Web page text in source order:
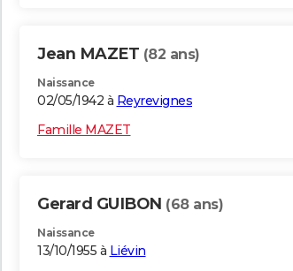
Jean MAZET (82 ans)
Naissance
02/05/1942 à Reyrevignes
Famille MAZET
Gerard GUIBON (68 ans)
Naissance
13/10/1955 à Liévin